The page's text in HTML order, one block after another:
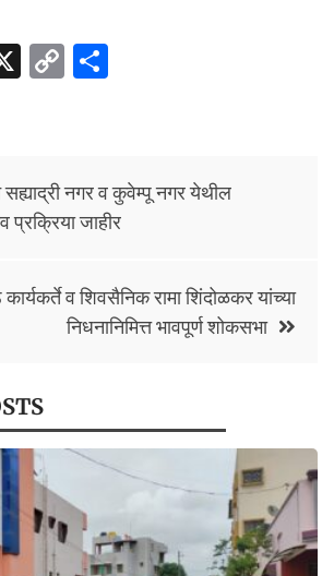
X
C
Li
n
नगर व कुवेम्पू नगर येथील
प्रक्रिया जाहीर
व शिवसैनिक रामा शिंदोळकर यांच्या
निधनानिमित्त भावपूर्ण शोकसभा